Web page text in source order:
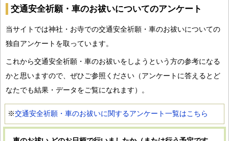
交通安全祈願・車のお祓いについてのアンケート
当サイトでは神社・お寺での交通安全祈願・車のお祓いについての
独自アンケートを取っています。
これから交通安全祈願・車のお祓いをしようという方の参考になる
かと思いますので、ぜひご参照ください（アンケートに答えるとど
なたでも結果・データをご覧になれます）。
※交通安全祈願・車のお祓いに関するアンケート一覧はこちら